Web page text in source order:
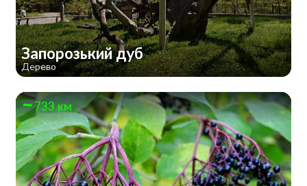
Запорозький дуб
Дерево
733 км